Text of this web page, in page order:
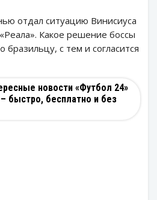
отдал ситуацию Винисиуса
Какое решение боссы
бразильцу, с тем и согласится
новости «Футбол 24»
быстро, бесплатно и без